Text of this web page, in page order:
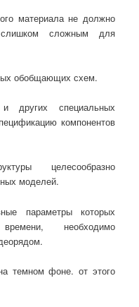
материала не должно
сложным для
обобщающих схем.
других специальных
компонентов
целесообразно
моделей.
параметры которых
необходимо
темном фоне. от этого